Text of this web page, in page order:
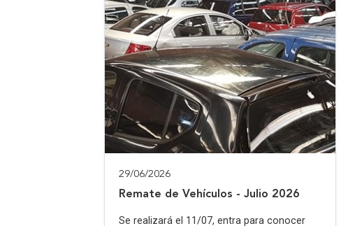
29/06/2026
Remate de Vehículos - Julio 2026
Se realizará el 11/07, entra para conocer